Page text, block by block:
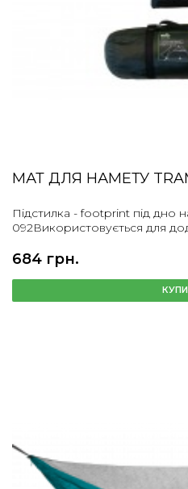
МАТ ДЛЯ НАМЕТУ
Підстилка - footprint під дно
092Використовується для
684 грн.